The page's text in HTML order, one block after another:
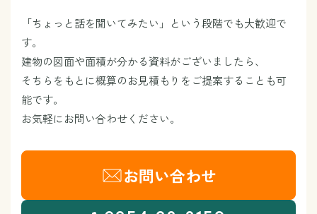
「ちょっと話を聞いてみたい」という段階でも大歓迎で
す。
建物の図面や面積が分かる資料がございましたら、
そちらをもとに概算のお見積もりをご提案することも可
能です。
お気軽にお問い合わせください。
お問い合わせ